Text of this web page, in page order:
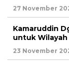
27 November
Kamaruddin
untuk
23 November